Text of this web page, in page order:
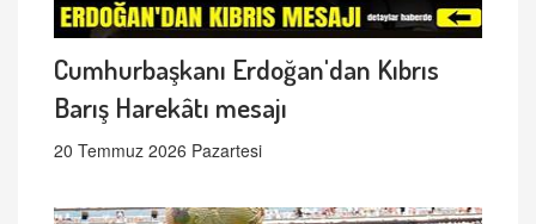
Cumhurbaşkanı Erdoğan'dan Kıbrıs
Barış Harekâtı mesajı
20 Temmuz 2026 Pazartesi